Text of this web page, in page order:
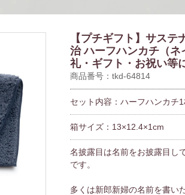
【プチギフト】サス
治 ハーフハンカチ（ネ
礼・ギフト・お祝い等
商品番号：tkd-64814
セット内容：ハーフハンカチ1
箱サイズ：13×12.4×1cm
名披露目は名前をお披露目し
です。
多くは新郎新婦の名前を書い